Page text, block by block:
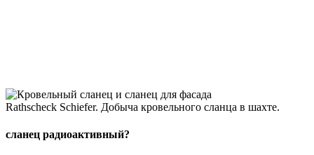
Чешуйчатая кладка сланца
Rathscheck Schiefer. Добыча кровельного сланца в шахте.
сланец радиоактивный?